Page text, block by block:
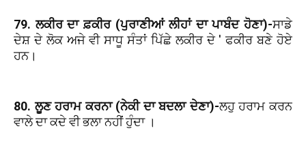
79. ਲਕੀਰ ਦਾ ਫ਼ਕੀਰ (ਪੁਰਾਣੀਆਂ ਲੀਹਾਂ ਦਾ ਪਾਬੰਦ ਹੋਣਾ)-ਸਾਡੇ
ਦੇਸ਼ ਦੇ ਲੋਕ ਅਜੇ ਵੀ ਸਾਧੂ ਸੰਤਾਂ ਪਿੱਛੇ ਲਕੀਰ ਦੇ ' ਫਕੀਰ ਬਣੇ ਹੋਏ
ਹਨ।
80. ਲੂਣ ਹਰਾਮ ਕਰਨਾ (ਨੇਕੀ ਦਾ ਬਦਲਾ ਦੇਣਾ)-ਲਹੁ ਹਰਾਮ ਕਰਨ
ਵਾਲੇ ਦਾ ਕਦੇ ਵੀ ਭਲਾ ਨਹੀਂ ਹੁੰਦਾ ।